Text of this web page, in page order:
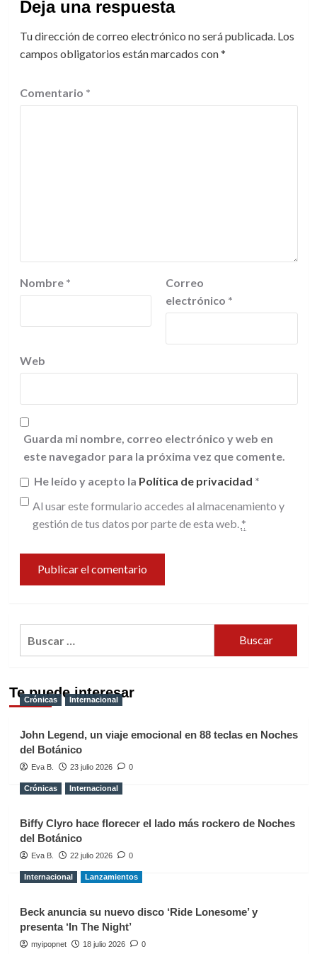
Deja una respuesta
Tu dirección de correo electrónico no será publicada. Los
campos obligatorios están marcados con*
Comentario *
Nombre *
Correo
electrónico *
Web
Guarda mi nombre, correo electrónico y web en
este navegador para la próxima vez que comente.
He leído y acepto la Política de privacidad *
Al usar este formulario accedes al almacenamiento y
gestión de tus datos por parte de esta web. *
Te puede interesar
Crónicas Internacional
John Legend, un viaje emocional en 88 teclas en Noches
del Botánico
Eva B. 23 julio 2026 0
Crónicas Internacional
Biffy Clyro hace florecer el lado más rockero de Noches
del Botánico
Eva B. 22 julio 2026 0
Internacional Lanzamientos
Beck anuncia su nuevo disco ‘Ride Lonesome’ y
presenta ‘In The Night’
myipopnet 18 julio 2026 0